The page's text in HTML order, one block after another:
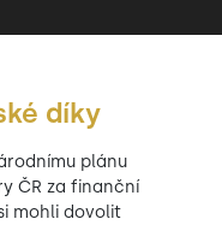
díky
plánu
ČR za finanční
mohli dovolit